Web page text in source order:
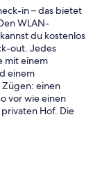
in – das bietet
WLAN-
du kostenlos
out. Jedes
mit einem
einem
einen
vor wie einen
Hof. Die
mit
über separate